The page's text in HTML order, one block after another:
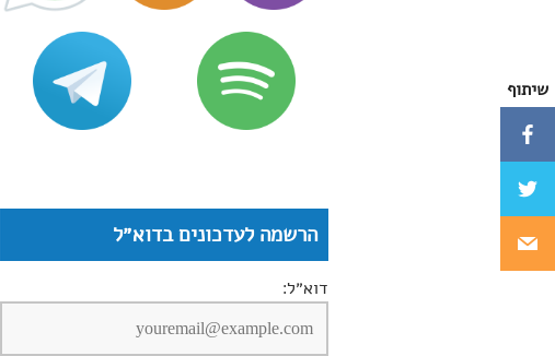
הרשמה לעדכונים בדוא״ל
דוא״ל:
שיתוף